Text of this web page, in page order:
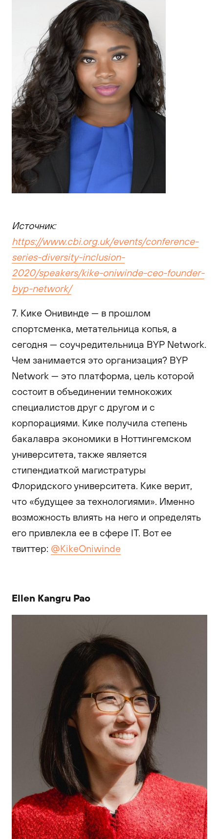
Источник:
https://www.cbi.org.uk/events/conference-
series-diversity-inclusion-
2020/speakers/kike-oniwinde-ceo-founder-
byp-network/
7. Кике Онивинде — в прошлом
спортсменка, метательница копья, а
сегодня — соучредительница BYP Network.
Чем занимается это организация? BYP
Network — это платформа, цель которой
состоит в объединении темнокожих
специалистов друг с другом и с
корпорациями. Кике получила степень
бакалавра экономики в Ноттингемском
университета, также является
стипендиаткой магистратуры
Флоридского университета. Кике верит,
что «будущее за технологиями». Именно
возможность влиять на него и определять
его привлекла ее в сфере IT. Вот ее
твиттер: @KikeOniwinde
Ellen Kangru Pao